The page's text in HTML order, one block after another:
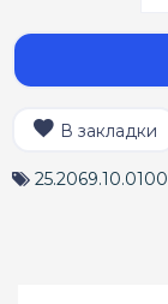
В закладки
25.2069.10.0100